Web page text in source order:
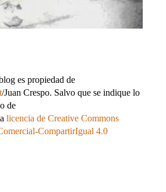
es propiedad de
/Juan Crespo. Salvo que se indique lo
de
licencia de Creative Commons
CompartirIgual 4.0